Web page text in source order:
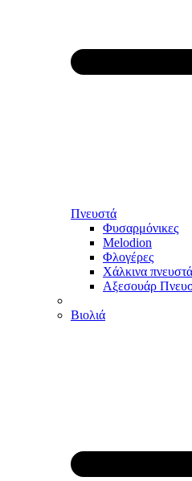
Πνευστά
Φυσαρμόνικες
Melodion
Φλογέρες
Χάλκινα πνευστά
Αξεσουάρ
Βιολιά